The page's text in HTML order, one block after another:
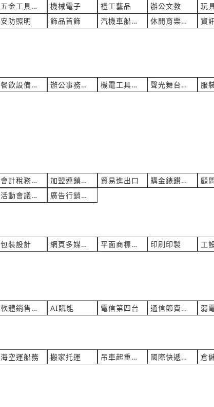
五金工具包材 機械電子 禮工藝品 辦公文教
安防照明 飾品首飾 汽機車船配件 休閒育樂用品
資
餐飲設備維修租賃買賣 辦公事務維修租賃買賣 機電工具維修租賃買賣 聲光舞台展會租賃
會計稅務記帳 加盟連鎖招商 貿易進出口 購金錶鑚酒券
活動會議企劃 廣告行銷企劃
包裝設計 網頁多媒體eDM 平面商標設計 印刷印製
軟體銷售開發 AI賦能 電信第四台 通信節費總機
海空運船務 搬家托運 吊車起重工車 國際快遞運輸